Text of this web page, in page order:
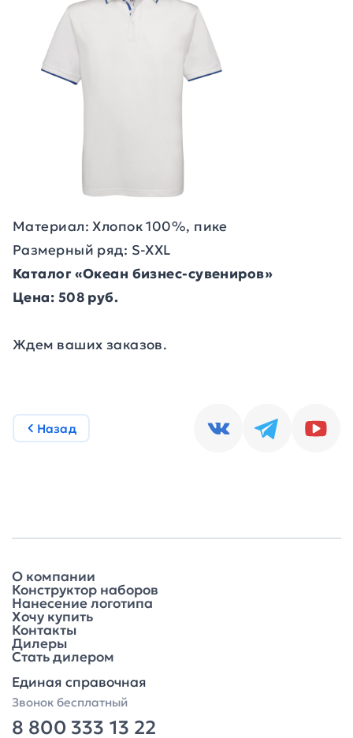
Материал: Хлопок 100%, пике
Размерный ряд: S-XXL
Каталог «Океан бизнес-сувениров»
Цена: 508 руб.
Ждем ваших заказов.
Назад
О компании
Конструктор наборов
Нанесение логотипа
Хочу купить
Контакты
Дилеры
Стать дилером
Единая справочная
Звонок бесплатный
8 800 333 13 22